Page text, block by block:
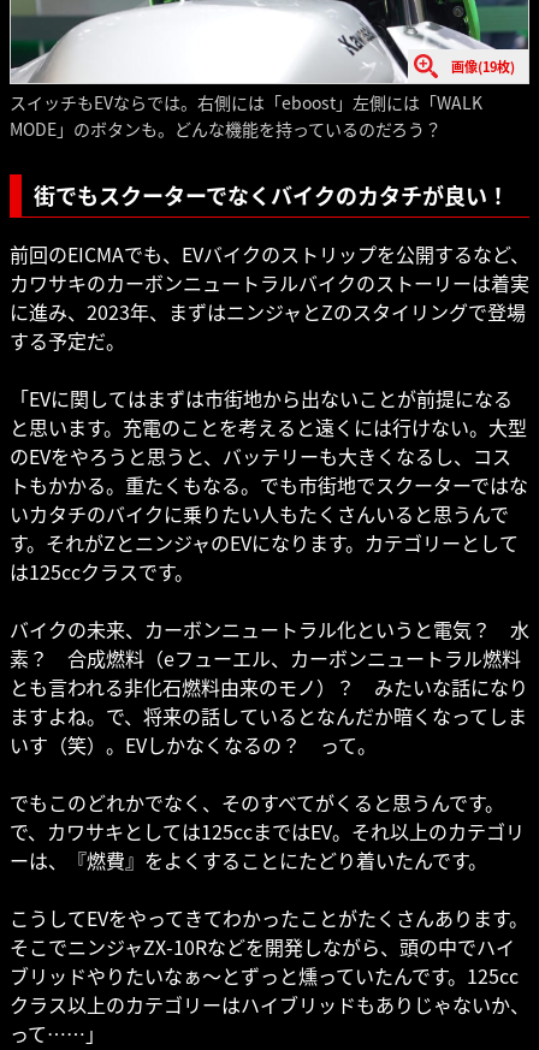
画像(19枚)
スイッチもEVならでは。右側には「eboost」左側には「WALK
MODE」のボタンも。どんな機能を持っているのだろう？
街でもスクーターでなくバイクのカタチが良い！
前回のEICMAでも、EVバイクのストリップを公開するなど、
カワサキのカーボンニュートラルバイクのストーリーは着実
に進み、2023年、まずはニンジャとZのスタイリングで登場
する予定だ。
「EVに関してはまずは市街地から出ないことが前提になる
と思います。充電のことを考えると遠くには行けない。大型
のEVをやろうと思うと、バッテリーも大きくなるし、コス
トもかかる。重たくもなる。でも市街地でスクーターではな
いカタチのバイクに乗りたい人もたくさんいると思うんで
す。それがZとニンジャのEVになります。カテゴリーとして
は125ccクラスです。
バイクの未来、カーボンニュートラル化というと電気？ 水
素？ 合成燃料（eフューエル、カーボンニュートラル燃料
とも言われる非化石燃料由来のモノ）？ みたいな話になり
ますよね。で、将来の話しているとなんだか暗くなってしま
いす（笑）。EVしかなくなるの？ って。
でもこのどれかでなく、そのすべてがくると思うんです。
で、カワサキとしては125ccまではEV。それ以上のカテゴリ
ーは、『燃費』をよくすることにたどり着いたんです。
こうしてEVをやってきてわかったことがたくさんあります。
そこでニンジャZX-10Rなどを開発しながら、頭の中でハイ
ブリッドやりたいなぁ〜とずっと燻っていたんです。125cc
クラス以上のカテゴリーはハイブリッドもありじゃないか、
って……」